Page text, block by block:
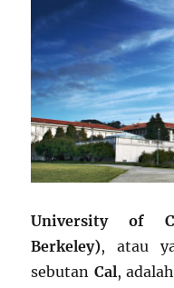
University of
Berkeley), atau
sebutan Cal,